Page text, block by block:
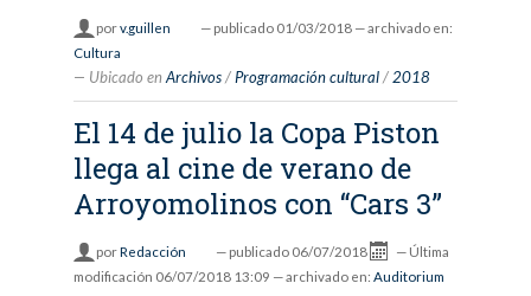
porv.guillen — publicado 01/03/2018 — archivado en:
Cultura
Ubicado en Archivos /Programación cultural / 2018
El 14 de julio la Copa Piston
llega al cine de verano de
Arroyomolinos con “Cars 3”
porRedacción — publicado 06/07/2018 — Última
modificación 06/07/2018 13:09 — archivado en: Auditorium